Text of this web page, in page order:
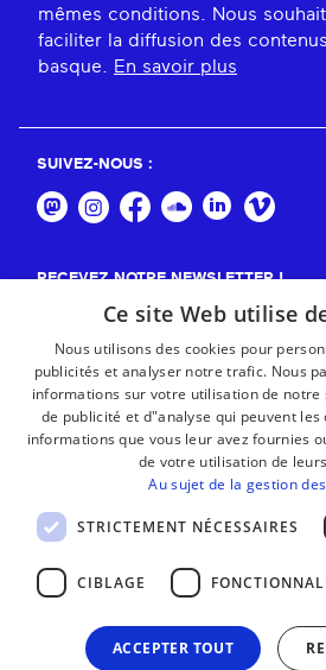
mêmes conditions. Nous
faciliter la diffusion des
basque.
En savoir plus
SUIVEZ-NOUS :
RECEVEZ NOTRE NEWSLETTER !
Ce site Web utilise
Nous utilisons des cookies pour
publicités et analyser notre trafic. Nous
informations sur votre utilisation de notre
de publicité et d"analyse qui peuvent
informations que vous leur avez fournies
de votre utilisation de
Au sujet de la gestion
STRICTEMENT NÉCESSAIRES
CIBLAGE
ACCEPTER TOUT